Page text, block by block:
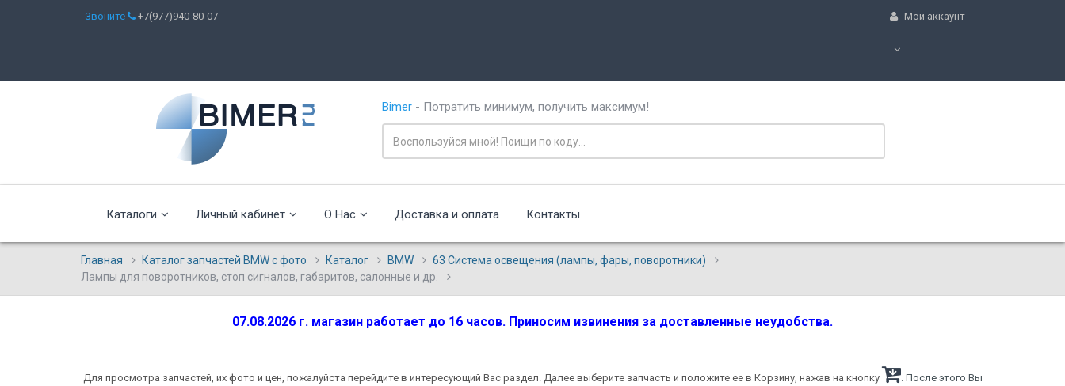
Звоните +7(977)940-80-07 Мой аккаунт
Bimer - Потратить минимум, получить максимум!
Каталоги Личный кабинет О Нас Доставка и оплата Контакты
Главная Каталог запчастей BMW с фото Каталог BMW
63 Система освещения (лампы, фары, поворотники)
Лампы для поворотников, стоп сигналов, габаритов, салонные и др.
07.08.2026 г. магазин работает до 16 часов. Приносим извинения за доставленные неудобства.
Для просмотра запчастей, их фото и цен, пожалуйста перейдите в интересующий Вас раздел. Далее выберите запчасть и положите ее в Корзину, нажав на кнопку
. После этого Вы